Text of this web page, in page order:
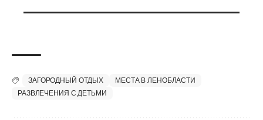
ЗАГОРОДНЫЙ ОТДЫХ
МЕСТА В ЛЕНОБЛАСТИ
РАЗВЛЕЧЕНИЯ С ДЕТЬМИ